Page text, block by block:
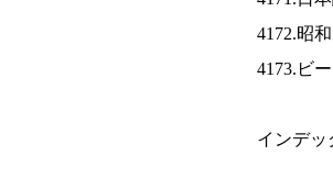
4172.昭
4173.ビ
インデッ